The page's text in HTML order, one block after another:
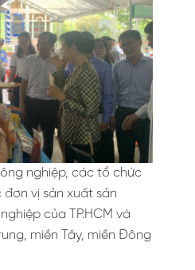
nghiệp, các tổ chức
vị sản xuất sản
của TP.HCM và
miền Tây, miền Đông